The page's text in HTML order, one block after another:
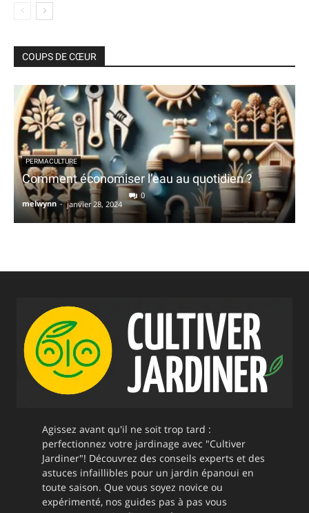
COUPS DE CŒUR
PERMACULTURE
Comment économiser l’eau au quotidien ?
melwynn - janvier 28, 2024
0
Agissez avant qu'il ne soit trop tard :
perfectionnez votre jardinage avec "Cultiver
Jardiner"! Découvrez des conseils experts et des
astuces infaillibles pour un jardin épanoui en
toute saison. Que vous soyez novice ou
expérimenté, nos guides pas à pas vous